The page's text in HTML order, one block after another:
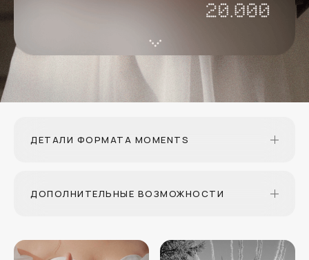
ДЕТАЛИ ФОРМАТА MOMENTS
ДОПОЛНИТЕЛЬНЫЕ ВОЗМОЖНОСТИ